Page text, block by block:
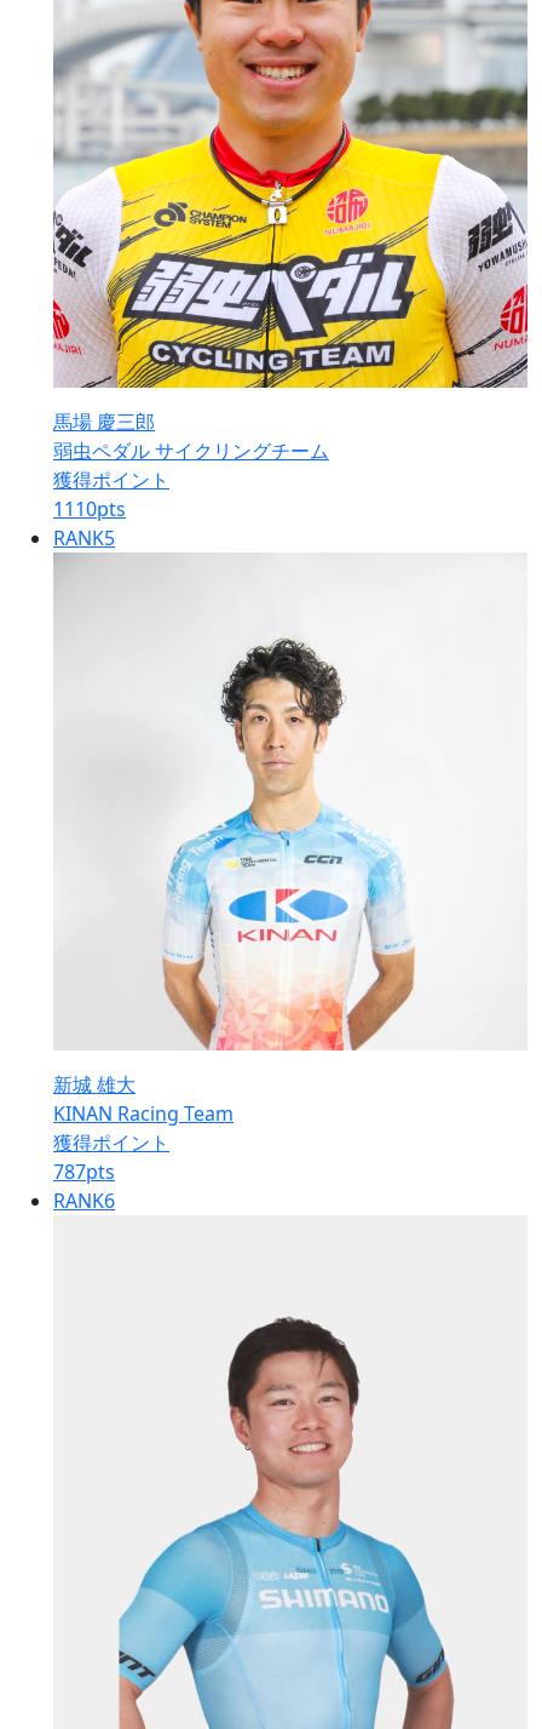
馬場 慶三郎
弱虫ペダル サイクリングチーム
獲得ポイント
1110pts
RANK5
新城 雄大
KINAN Racing Team
獲得ポイント
787pts
RANK6